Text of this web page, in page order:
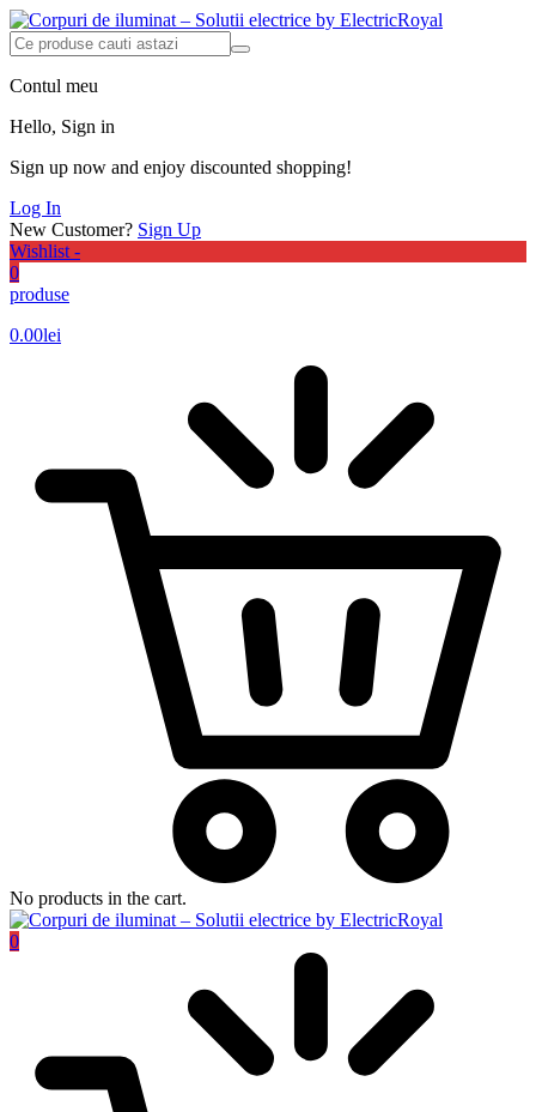
Contul meu
Hello, Sign in
Sign up now and enjoy discounted shopping!
Log In
New Customer? Sign Up
Wishlist -
0
produse
0.00lei
No products in the cart.
0